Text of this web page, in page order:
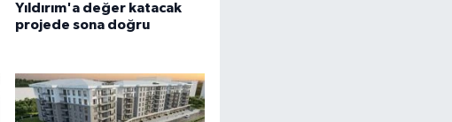
Yıldırım'a değer katacak
projede sona doğru